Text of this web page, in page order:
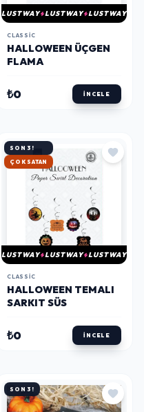
LUSTWAY LUSTWAY LUSTWAY
CLASSIC
HALLOWEEN ÜÇGEN
FLAMA
₺0 İNCELE
SON 3!
ÇOK SATAN
LUSTWAY LUSTWAY LUSTWAY
CLASSIC
HALLOWEEN TEMALI
SARKIT SÜS
₺0 İNCELE
SON 3!